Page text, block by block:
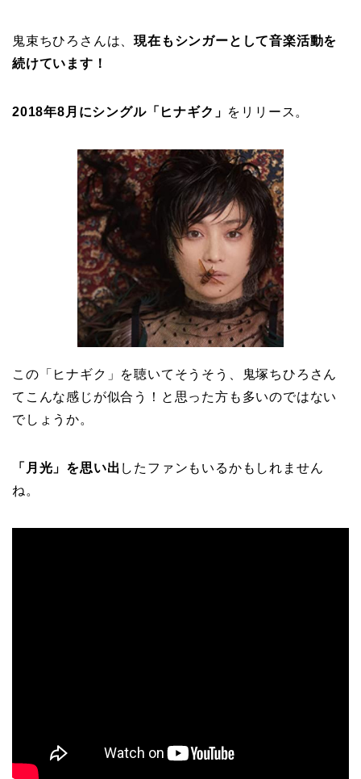
鬼束ちひろさんは、現在もシンガーとして音楽活動を
続けています！
2018年8月にシングル「ヒナギク」 をリリース。
この「ヒナギク」を聴いてそうそう、鬼塚ちひろさん
てこんな感じが似合う！と思った方も多いのではない
でしょうか。
「月光」を思い出 したファンもいるかもしれません
ね。